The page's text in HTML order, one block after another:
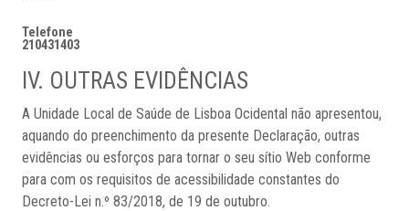
Telefone
210431403
IV. OUTRAS EVIDÊNCIAS
A Unidade Local de Saúde de Lisboa Ocidental não apresentou,
aquando do preenchimento da presente Declaração, outras
evidências ou esforços para tornar o seu sítio Web conforme
para com os requisitos de acessibilidade constantes do
Decreto-Lei n.º 83/2018, de 19 de outubro.